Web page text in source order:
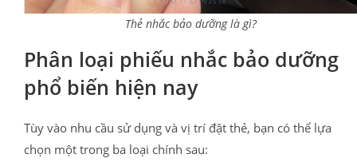
Thẻ nhắc bảo dưỡng là gì?
Phân loại phiếu nhắc bảo dưỡng
phổ biến hiện nay
Tùy vào nhu cầu sử dụng và vị trí đặt thẻ, bạn có thể lựa
chọn một trong ba loại chính sau: